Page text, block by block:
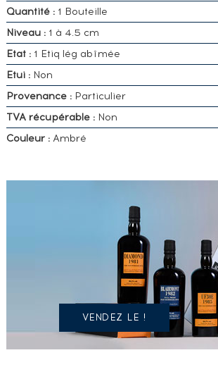
Quantité :1 Bouteille
Niveau :1 à 4.5 cm
Etat :1 Etiq lég abîmée
Etui :Non
Provenance :Particulier
TVA récupérable :Non
Couleur :Ambré
POSSÉDEZ
SPIRITUEUX
IDENTIQUE
VENDEZ LE !